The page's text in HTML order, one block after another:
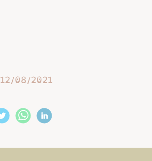
12/08/2021